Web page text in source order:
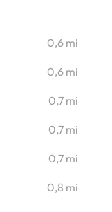
0,6 mi
0,6 mi
0,7 mi
0,7 mi
0,7 mi
0,8 mi